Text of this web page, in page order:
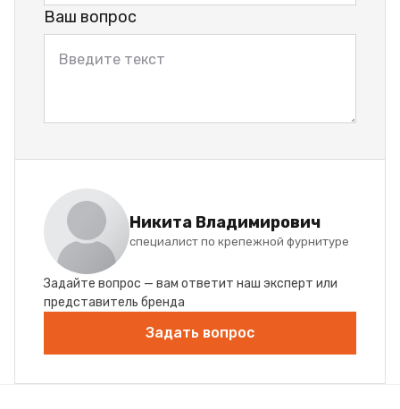
Ваш вопрос
Никита Владимирович
специалист по крепежной фурнитуре
Задайте вопрос — вам ответит наш эксперт или
представитель бренда
Задать вопрос